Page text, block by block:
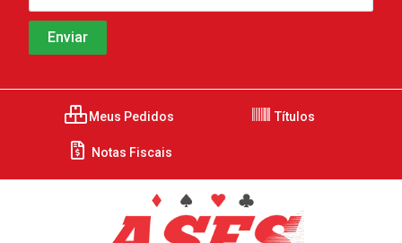
Meus Pedidos Títulos
Notas Fiscais